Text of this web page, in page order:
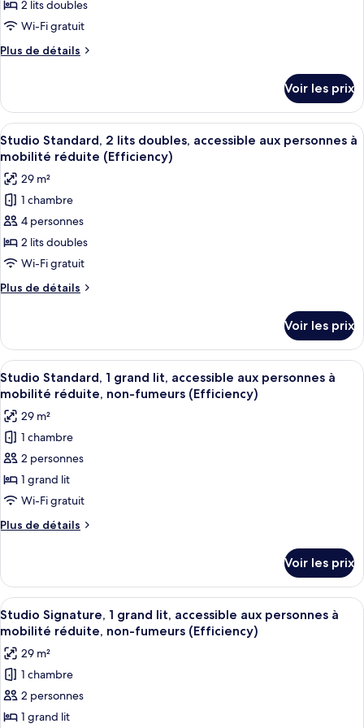
Smoking
Suite
No
Smoking
type
chambre :
2
lits
doubles,
non-
fumeurs
(Efficiency)
2 lits doubles
Wi-Fi gratuit
Plus de détails
Plus
le
type
de
chambre
Standard,
2
lits
doubles,
non-
(Efficiency)
Voir les prix
Afficher
toutes
les
photos
pour
ce
type
de
chambre :
Studio
2
lits
doubles,
accessible
aux
personnes
à
mobilité
réduite
(Efficiency)
Une chambre d’hôtel avec deux lits,
3
Studio Standard, 2 lits doubles, accessible aux personnes à
mobilité réduite (Efficiency)
29 m²
1 chambre
4 personnes
2 lits doubles
Wi-Fi gratuit
Plus de détails
Plus
le
type
de
chambre
Standard,
2
lits
doubles,
accessible
personnes
à
mobilité
Voir les prix
Afficher
toutes
les
photos
pour
ce
type
de
chambre :
Studio
1
grand
lit,
accessible
aux
personnes
à
mobilité
réduite,
Une chambre d’hôtel avec un lit,
4
Studio Standard, 1 grand lit, accessible aux personnes à
mobilité réduite, non-fumeurs (Efficiency)
29 m²
1 chambre
2 personnes
1 grand lit
Wi-Fi gratuit
Plus de détails
Plus
le
type
de
chambre
Standard,
grand
lit,
accessible
Voir les prix
Afficher
toutes
les
photos
pour
ce
type
Une chambre d’hôtel avec un lit,
4
Studio Signature, 1 grand lit, accessible aux personnes à
mobilité réduite, non-fumeurs (Efficiency)
29 m²
1 chambre
2 personnes
1 grand lit